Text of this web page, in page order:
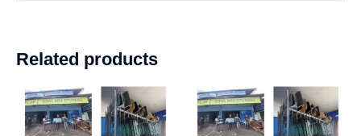
Related products